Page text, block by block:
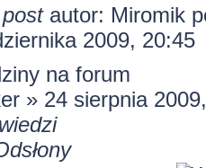
autor: Miromik
2009, 20:45
na forum
» 24 sierpnia